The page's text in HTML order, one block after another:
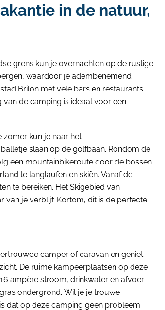
in de natuur,
grens kun je overnachten op de rustige
waardoor je adembenemend
Brilon met vele bars en restaurants
de camping is ideaal voor een
zomer kun je naar het
slaan op de golfbaan. Rondom de
een mountainbikeroute door de bossen.
te langlaufen en skiën. Vanaf de
te bereiken. Het Skigebied van
van je verblijf. Kortom, dit is de perfecte
camper of caravan en geniet
De ruime kampeerplaatsen op deze
ampère stroom, drinkwater en afvoer.
ondergrond. Wil je je trouwe
dat op deze camping geen probleem.